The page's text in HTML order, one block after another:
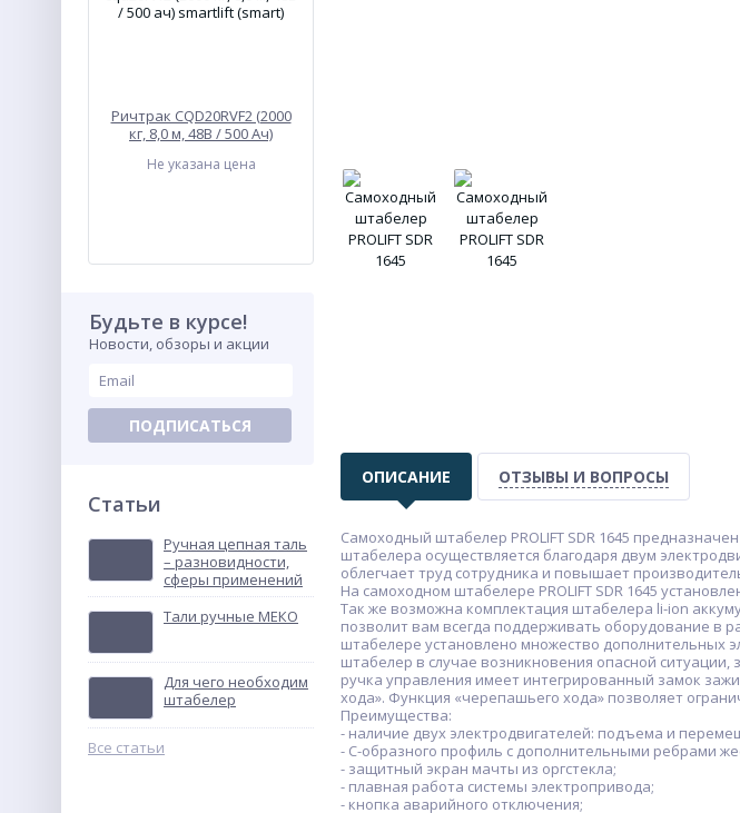
Ричтрак CQD20RVF2 (2000
кг, 8,0 м, 48В / 500 Ач)
Не указана цена
Будьте в курсе!
Новости, обзоры и акции
ПОДПИСАТЬСЯ
Статьи
Ручная цепная таль
– разновидности,
сферы применений
Тали ручные МЕКО
Для чего необходим
штабелер
Все статьи
ОПИСАНИЕ ОТЗЫВЫ И ВОПРОСЫ
Самоходный штабелер PROLIFT SDR 1645
штабелера осуществляется благодаря двум
облегчает труд сотрудника и повышает
На самоходном штабелере PROLIFT SDR 1645
Так же возможна комплектация штабелера li-ion
позволит вам всегда поддерживать оборудование в
штабелере установлено множество дополнительных
штабелер в случае возникновения опасной
ручка управления имеет интегрированный замок
хода». Функция «черепашьего хода» позволяет
Преимущества:
- наличие двух электродвигателей: подъема и
- С-образного профиль с дополнительными ребрами
- защитный экран мачты из оргстекла;
- плавная работа системы электропривода;
- кнопка аварийного отключения;